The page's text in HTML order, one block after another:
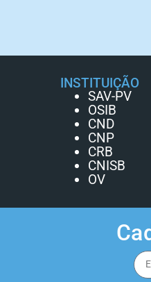
INSTITUIÇÃO
SAV-PV
OSIB
CND
CNP
CRB
CNISB
OV